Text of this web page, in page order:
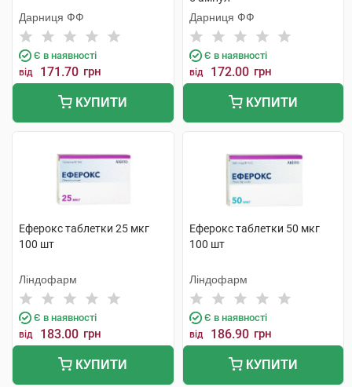
Дарниця ФФ
Є в наявності
від 171.70 грн
КУПИТИ
Дарниця ФФ
Є в наявності
від 172.00 грн
КУПИТИ
Еферокс таблетки 25 мкг
100 шт
Ліндофарм
Є в наявності
від 183.00 грн
КУПИТИ
Еферокс таблетки 50 мкг
100 шт
Ліндофарм
Є в наявності
від 186.90 грн
КУПИТИ